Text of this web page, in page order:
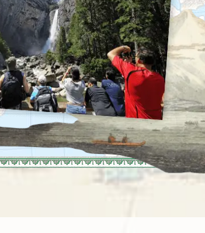
en Principe
Afrika
(Frans) Guyana
Galapagos
Guatemala
Honduras
Mexico
Nicaragua
Paaseiland
Paraguay
Peru
Suriname
Rondreis (28)
Familiereis (11)
Fietsreis (8)
Wandelreis (23)
Cultuur (12)
Natuur (3)
Albanië
Andorra
Armenië
Azerbeidzjan
Azoren
Balkan
Baltische Staten
Bosnië en
Bulgarije
Engeland
Estland
Finland
Frankrijk
Rondreis (57)
Familiereis (22)
Fietsreis (3)
Cultuur (28)
Natuur (16)
Nieuwe reizen
Rondreis China & Tibet, 42
dagen
Rondreis Sulawesi &
Molukken, 22 dagen